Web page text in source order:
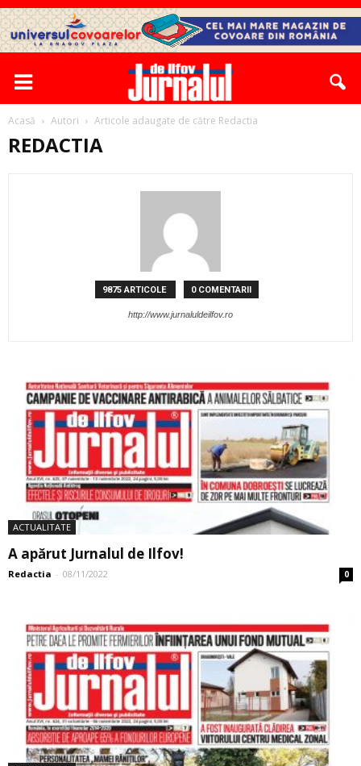
Acasă Autori Articole adaugate de către Redactia
REDACTIA
9875 ARTICOLE 0 COMENTARII
http://www.jurnaluldeilfov.ro
ACTUALITATE
A apărut Jurnalul de Ilfov!
Redactia - 08/11/2022 0